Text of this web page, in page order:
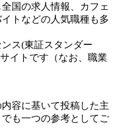
国の求人情報、カフェ
トなどの人気職種も多
ス(東証スタンダー
イトです（なお、職業
容に基いて投稿した主
も一つの参考としてご